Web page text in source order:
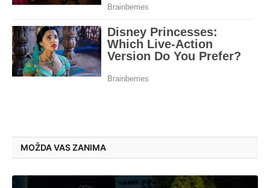
MOŽDA VAS ZANIMA